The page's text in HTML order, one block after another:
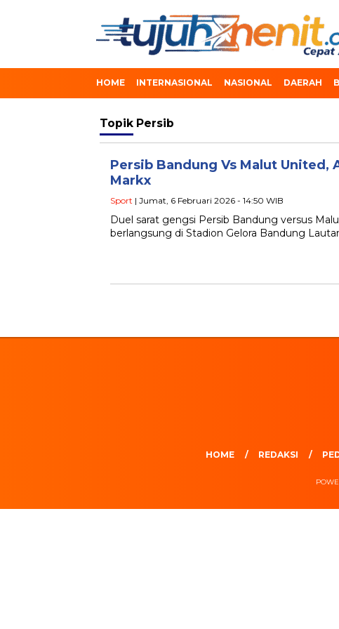
HOME INTERNASIONAL NASIONAL DAERAH
Topik Persib
Persib Bandung Vs Malut United,
Markx
Sport | Jumat, 6 Februari 2026 - 14:50 WIB
Duel sarat gengsi Persib Bandung versus
berlangsung di Stadion Gelora Bandung
HOME REDAKSI